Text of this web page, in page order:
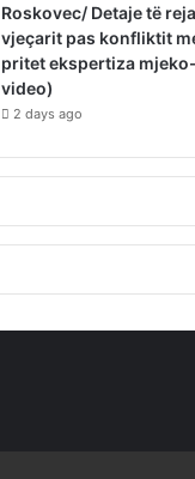
Roskovec/ Detaje të
vjeçarit pas konfliktit
pritet ekspertiza
video)
2 days ago